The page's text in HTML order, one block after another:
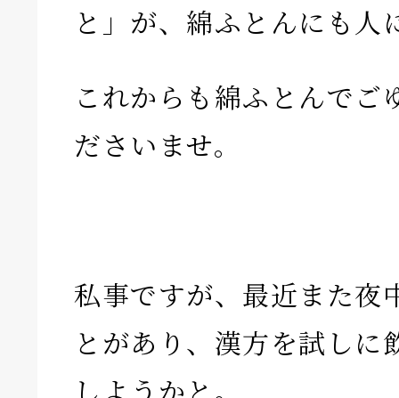
と」が、綿ふとんにも
これからも綿ふとんでご
ださいませ。
私事ですが、最近また夜
とがあり、漢方を試しに
しようかと。